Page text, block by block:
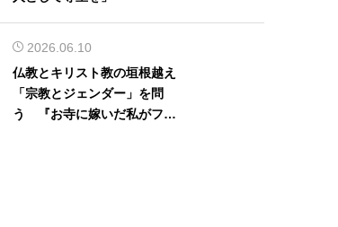
2026.06.10
仏教とキリスト教の垣根越え
「宗教とジェンダー」を問
う 『お寺に嫁いだ私がフェ